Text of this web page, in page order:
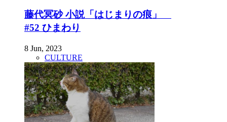
藤代冥砂 小説「はじまりの痕」
#52 ひまわり
8 Jun, 2023
CULTURE